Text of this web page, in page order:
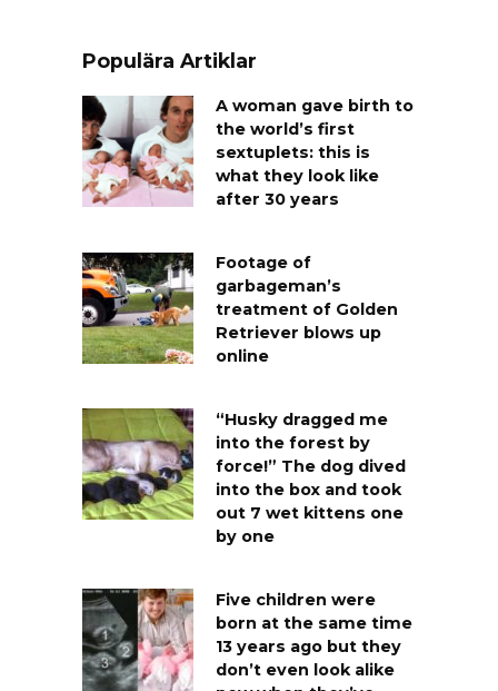
Populära Artiklar
A woman gave birth to
the world’s first
sextuplets: this is
what they look like
after 30 years
Footage of
garbageman’s
treatment of Golden
Retriever blows up
online
“Husky dragged me
into the forest by
force!” The dog dived
into the box and took
out 7 wet kittens one
by one
Five children were
born at the same time
13 years ago but they
don’t even look alike